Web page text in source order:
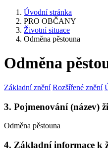
Úvodní stránka
PRO OBČANY
Životní situace
Odměna pěstouna
Odměna
Základní znění Rozšířené znění
3. Pojmenování (název)
Odměna pěstouna
4. Základní informace k